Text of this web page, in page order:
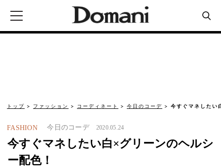
トップ ファッション コーディネート 今日のコーデ 今すぐマネしたい
FASHION 今日のコーデ 2020.05.24
今すぐマネしたい白×グリーンのヘルシ
ー配色！